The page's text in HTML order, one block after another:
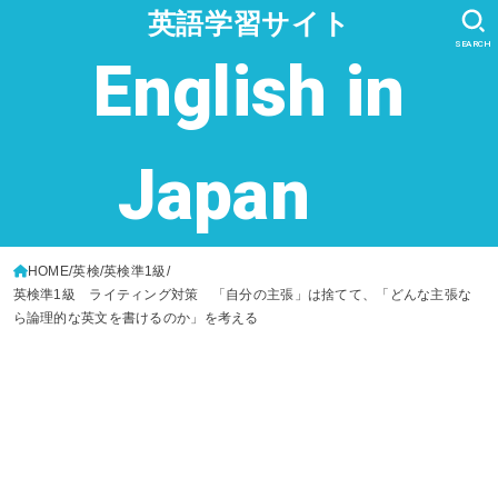
英語学習サイト
English in
Japan
SEARCH
HOME 英検 英検準1級
英検準1級 ライティング対策 「自分の主張」は捨てて、「どんな主張な
ら論理的な英文を書けるのか」を考える